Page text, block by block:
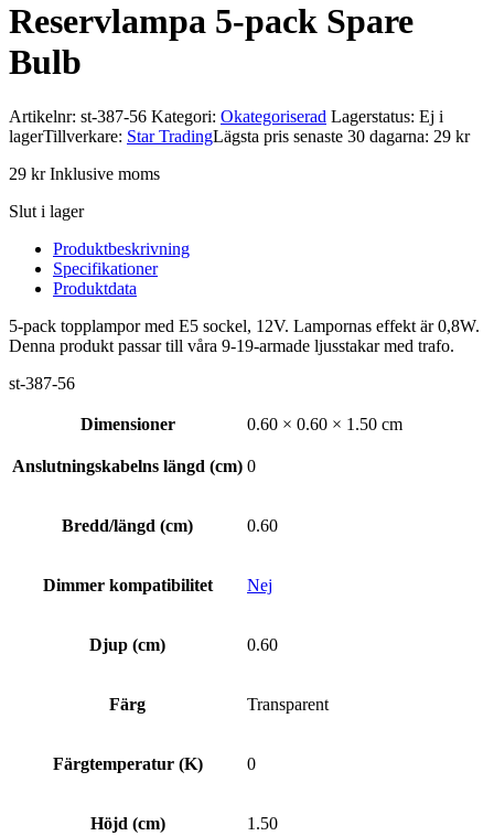
Reservlampa 5-pack Spare
Bulb
Artikelnr: st-387-56 Kategori: Okategoriserad Lagerstatus: Ej i
lagerTillverkare: Star TradingLägsta pris senaste 30 dagarna: 29 kr
29 kr Inklusive moms
Slut i lager
Produktbeskrivning
Specifikationer
Produktdata
5-pack topplampor med E5 sockel, 12V. Lampornas effekt är 0,8W.
Denna produkt passar till våra 9-19-armade ljusstakar med trafo.
st-387-56
Dimensioner 0.60 × 0.60 × 1.50 cm
Anslutningskabelns längd (cm) 0
Bredd/längd (cm) 0.60
Dimmer kompatibilitet Nej
Djup (cm) 0.60
Färg Transparent
Färgtemperatur (K) 0
Höjd (cm) 1.50